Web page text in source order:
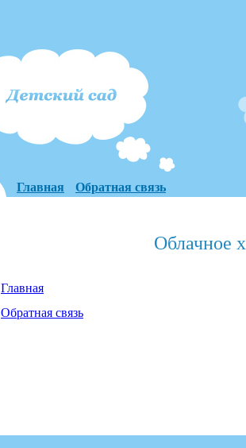
Главная Обратная связь
Облачное
Главная
Обратная связь